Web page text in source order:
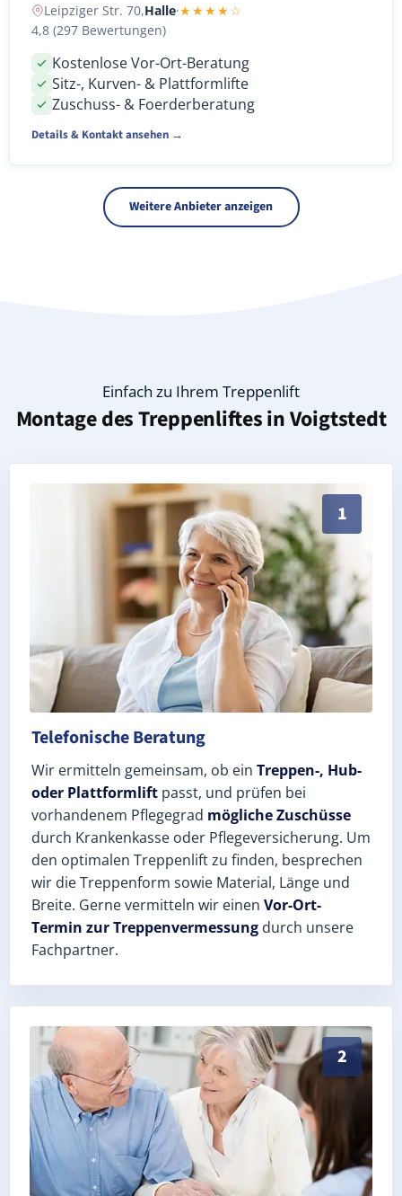
Leipziger Str. 70,Halle·★★★★☆
4,8 (297 Bewertungen)
Kostenlose Vor-Ort-Beratung
Sitz-, Kurven- & Plattformlifte
Zuschuss- & Foerderberatung
Details & Kontakt ansehen →
Weitere Anbieter anzeigen
Einfach zu Ihrem Treppenlift
Montage des Treppenliftes inVoigtstedt
1
Persönliche Treppenlift-Beratung in Voigtstedt
Telefonische Beratung
Wir ermitteln gemeinsam, ob ein Treppen-, Hub-
oder Plattformlift passt, und prüfen bei
vorhandenem Pflegegrad mögliche Zuschüsse
durch Krankenkasse oder Pflegeversicherung. Um
den optimalen Treppenlift zu finden, besprechen
wir die Treppenform sowie Material, Länge und
Breite. Gerne vermitteln wir einen Vor-Ort-
Termin zur Treppenvermessung durch unsere
Fachpartner.
2
Exaktes Aufmaß in Voigtstedt (Kyffhäuserkreis) –